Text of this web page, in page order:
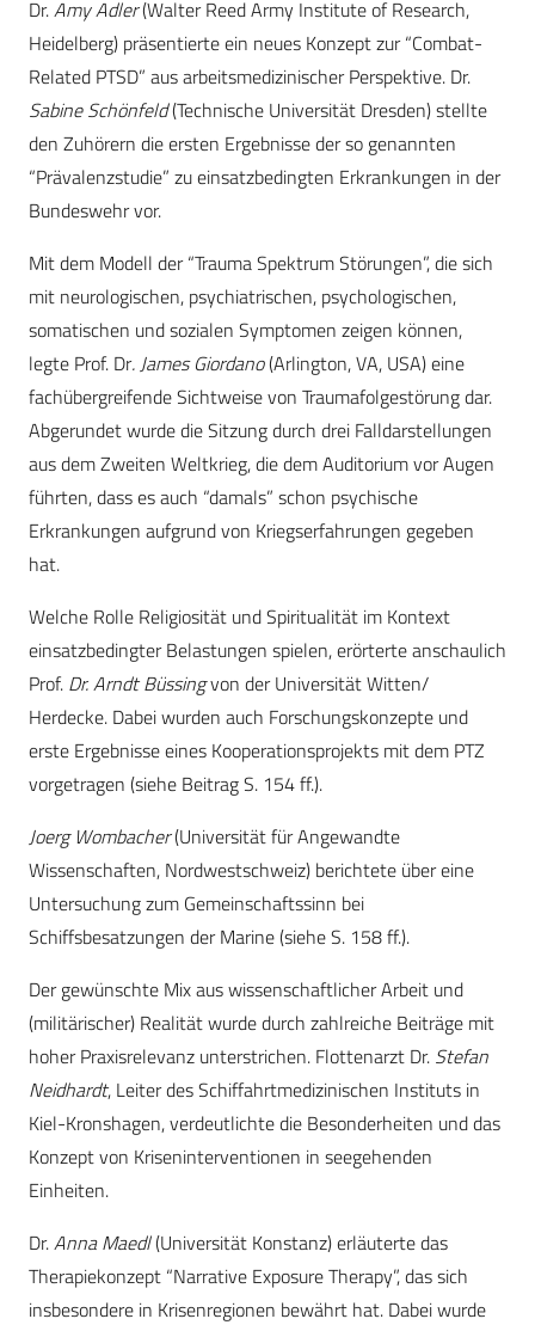
Dr.Amy Adler(Walter Reed Army Institute of Research,
Heidelberg) präsentierte ein neues Konzept zur “Combat-
Related PTSD” aus arbeitsmedizinischer Perspektive. Dr.
Sabine Schönfeld(Technische Universität Dresden) stellte
den Zuhörern die ersten Ergebnisse der so genannten
“Prävalenzstudie” zu einsatzbedingten Erkrankungen in der
Bundeswehr vor.
Mit dem Modell der “Trauma Spektrum Störungen”, die sich
mit neurologischen, psychiatrischen, psychologischen,
somatischen und sozialen Symptomen zeigen können,
legte Prof. Dr. James Giordano(Arlington, VA, USA) eine
fachübergreifende Sichtweise von Traumafolgestörung dar.
Abgerundet wurde die Sitzung durch drei Falldarstellungen
aus dem Zweiten Weltkrieg, die dem Auditorium vor Augen
führten, dass es auch “damals” schon psychische
Erkrankungen aufgrund von Kriegserfahrungen gegeben
hat.
Welche Rolle Religiosität und Spiritualität im Kontext
einsatzbedingter Belastungen spielen, erörterte anschaulich
Prof. Dr. Arndt Büssingvon der Universität Witten/
Herdecke. Dabei wurden auch Forschungskonzepte und
erste Ergebnisse eines Kooperationsprojekts mit dem PTZ
vorgetragen (siehe Beitrag S. 154 ff.).
Joerg Wombacher(Universität für Angewandte
Wissenschaften, Nordwestschweiz) berichtete über eine
Untersuchung zum Gemeinschaftssinn bei
Schiffsbesatzungen der Marine (siehe S. 158 ff.).
Der gewünschte Mix aus wissenschaftlicher Arbeit und
(militärischer) Realität wurde durch zahlreiche Beiträge mit
hoher Praxisrelevanz unterstrichen. Flottenarzt Dr. Stefan
Neidhardt, Leiter des Schiffahrtmedizinischen Instituts in
Kiel-Kronshagen, verdeutlichte die Besonderheiten und das
Konzept von Kriseninterventionen in seegehenden
Einheiten.
Dr.Anna Maedl(Universität Konstanz) erläuterte das
Therapiekonzept “Narrative Exposure Therapy”, das sich
insbesondere in Krisenregionen bewährt hat. Dabei wurde